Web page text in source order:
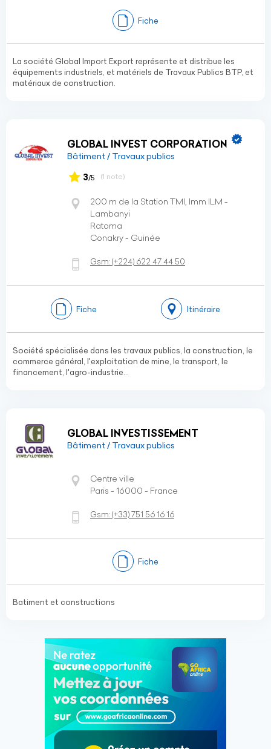
Fiche
La société Global Import Export représente et distribue les
équipements industriels, et matériels de Travaux Publics BTP, et
matériaux de construction.
GLOBAL INVEST CORPORATION
Bâtiment / Travaux publics
3/5 (1 note)
200 m de la Station TMI, Imm ILM -
Lambanyi
Ratoma
Conakry - Guinée
Gsm:(+224) 622 47 44 50
Fiche Itinéraire
Société spécialisée dans les travaux publics, la construction, le
commerce général, l'exploitation de mine, le transport, le
financement, l'agro-industrie...
GLOBAL INVESTISSEMENT
Bâtiment / Travaux publics
Centre ville
Paris - 16000 - France
Gsm:(+33)751 56 16 16
Fiche
Batiment et constructions